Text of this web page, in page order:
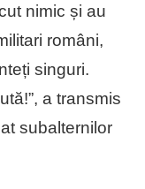
nimic și au
români,
singuri.
a transmis
subalternilor